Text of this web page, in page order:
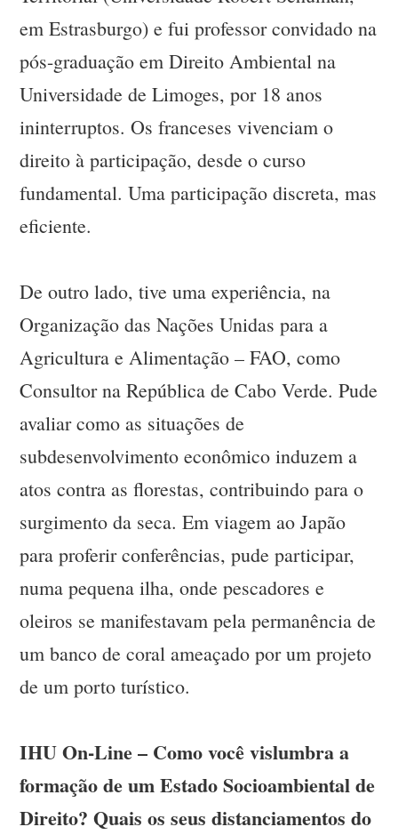
em Estrasburgo) e fui professor convidado na
pós-graduação em Direito Ambiental na
Universidade de Limoges, por 18 anos
ininterruptos. Os franceses vivenciam o
direito à participação, desde o curso
fundamental. Uma participação discreta, mas
eficiente.
De outro lado, tive uma experiência, na
Organização das Nações Unidas para a
Agricultura e Alimentação – FAO, como
Consultor na República de Cabo Verde. Pude
avaliar como as situações de
subdesenvolvimento econômico induzem a
atos contra as florestas, contribuindo para o
surgimento da seca. Em viagem ao Japão
para proferir conferências, pude participar,
numa pequena ilha, onde pescadores e
oleiros se manifestavam pela permanência de
um banco de coral ameaçado por um projeto
de um porto turístico.
IHU On-Line – Como você vislumbra a
formação de um Estado Socioambiental de
Direito? Quais os seus distanciamentos do